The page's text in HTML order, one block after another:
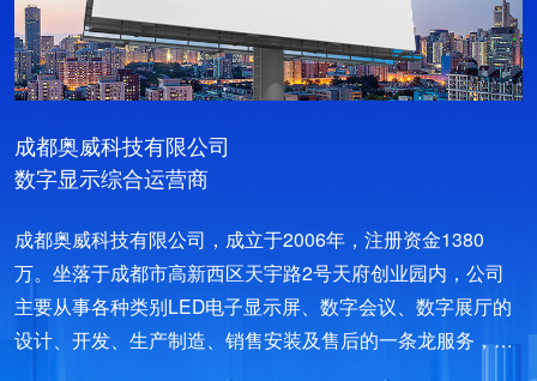
成都奥威科技有限公司
数字显示综合运营商
成都奥威科技有限公司，成立于2006年，注册资金1380
万。坐落于成都市高新西区天宇路2号天府创业园内，公司
主要从事各种类别LED电子显示屏、数字会议、数字展厅的
设计、开发、生产制造、销售安装及售后的一条龙服务，是
集科研、生产、销售为一体的高科技企业。公司凭借雄厚技